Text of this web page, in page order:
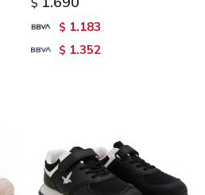
$
$ 1.183
$ 1.352